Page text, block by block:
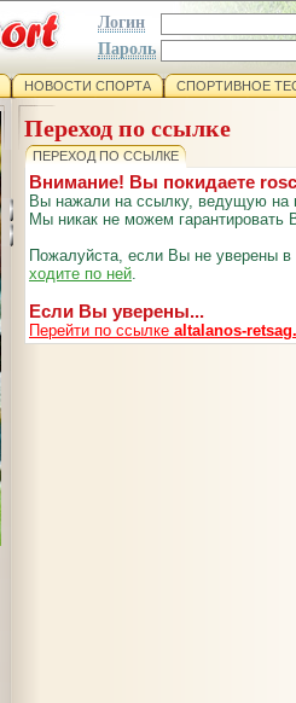
Логин
Пароль
НОВОСТИ СПОРТА СПОРТИВНОЕ
Переход по ссылке
ПЕРЕХОД ПО ССЫЛКЕ
Внимание! Вы покидаете
Вы нажали на ссылку, ведущую на
Мы никак не можем гарантировать
Пожалуйста, если Вы не уверены
ходите по ней.
Если Вы уверены...
Перейти по ссылке altalanos-